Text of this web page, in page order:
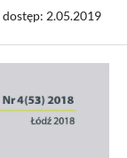
dostęp: 2.05.2019